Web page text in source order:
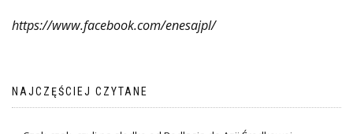
https://www.facebook.com/enesajpl/
NAJCZĘŚCIEJ CZYTANE